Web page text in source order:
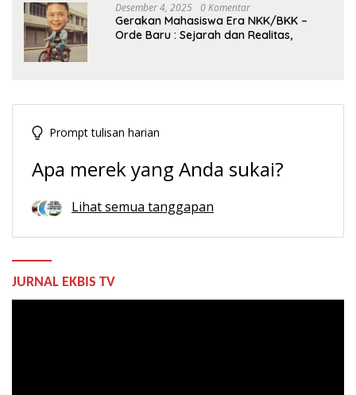
Desember 4, 2025 0 Komentar
Gerakan Mahasiswa Era NKK/BKK –
Orde Baru : Sejarah dan Realitas,
Prompt tulisan harian
Apa merek yang Anda sukai?
Lihat semua tanggapan
JURNAL EKBIS TV